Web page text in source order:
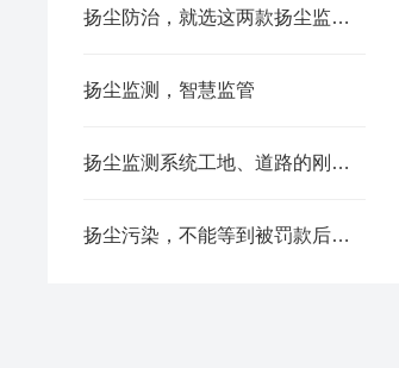
扬尘防治，就选这两款扬尘监测装置
扬尘监测，智慧监管
扬尘监测系统工地、道路的刚需设备
扬尘污染，不能等到被罚款后才后悔